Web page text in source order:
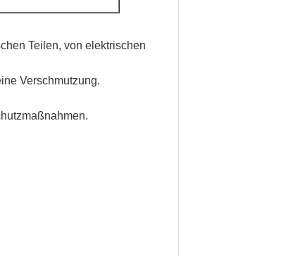
Teilen, von elektrischen
Verschmutzung.